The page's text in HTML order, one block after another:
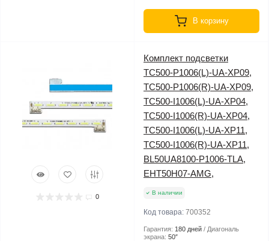
В корзину
0
Комплект подсветки
TC500-P1006(L)-UA-XP09,
TC500-P1006(R)-UA-XP09,
TC500-I1006(L)-UA-XP04,
TC500-I1006(R)-UA-XP04,
TC500-I1006(L)-UA-XP11,
TC500-I1006(R)-UA-XP11,
BL50UA8100-P1006-TLA,
EHT50H07-AMG,
В наличии
Код товара: 700352
Гарантия: 180 дней
Диагональ
экрана: 50″